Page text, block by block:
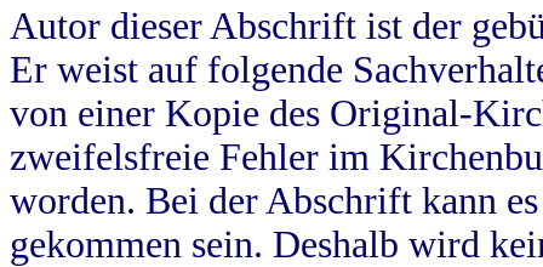
Autor dieser Abschrift ist der
Er weist auf folgende
von einer Kopie des Original-
zweifelsfreie Fehler im
worden. Bei der Abschrift kann
gekommen sein. Deshalb wird